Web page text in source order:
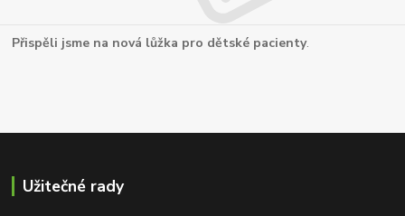
Přispěli jsme na nová lůžka pro dětské pacienty.
Užitečné rady